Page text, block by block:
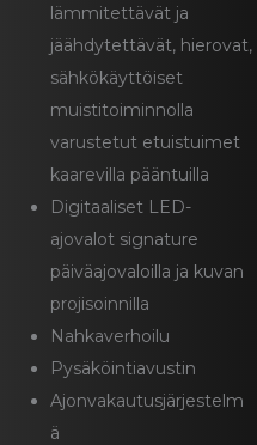
lämmitettävät ja
jäähdytettävät, hierovat,
sähkökäyttöiset
muistitoiminnolla
varustetut etuistuimet
kaarevilla pääntuilla
Digitaaliset LED-
ajovalot signature
päiväajovaloilla ja kuvan
projisoinnilla
Nahkaverhoilu
Pysäköintiavustin
Ajonvakautusjärjestelm
ä